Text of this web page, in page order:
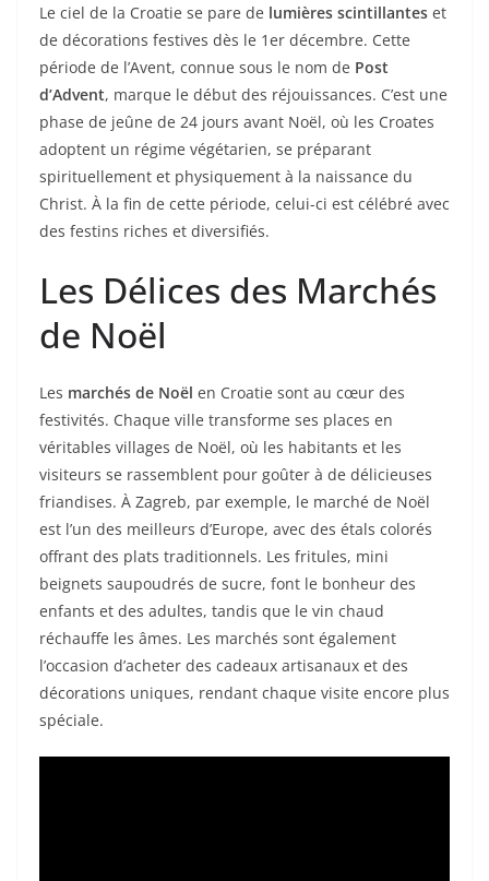
Le ciel de la Croatie se pare de lumières scintillantes et
de décorations festives dès le 1er décembre. Cette
période de l’Avent, connue sous le nom de Post
d’Advent, marque le début des réjouissances. C’est une
phase de jeûne de 24 jours avant Noël, où les Croates
adoptent un régime végétarien, se préparant
spirituellement et physiquement à la naissance du
Christ. À la fin de cette période, celui-ci est célébré avec
des festins riches et diversifiés.
Les Délices des Marchés
de Noël
Les marchés de Noël en Croatie sont au cœur des
festivités. Chaque ville transforme ses places en
véritables villages de Noël, où les habitants et les
visiteurs se rassemblent pour goûter à de délicieuses
friandises. À Zagreb, par exemple, le marché de Noël
est l’un des meilleurs d’Europe, avec des étals colorés
offrant des plats traditionnels. Les fritules, mini
beignets saupoudrés de sucre, font le bonheur des
enfants et des adultes, tandis que le vin chaud
réchauffe les âmes. Les marchés sont également
l’occasion d’acheter des cadeaux artisanaux et des
décorations uniques, rendant chaque visite encore plus
spéciale.